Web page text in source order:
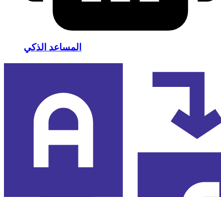
المساعد الذكي